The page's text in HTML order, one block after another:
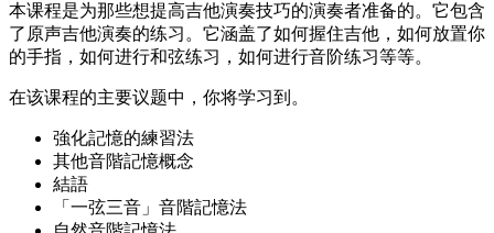
本课程是为那些想提高吉他演奏技巧的演奏者准备的。它包含
了原声吉他演奏的练习。它涵盖了如何握住吉他，如何放置你
的手指，如何进行和弦练习，如何进行音阶练习等等。
在该课程的主要议题中，你将学习到。
強化記憶的練習法
其他音階記憶概念
結語
「一弦三音」音階記憶法